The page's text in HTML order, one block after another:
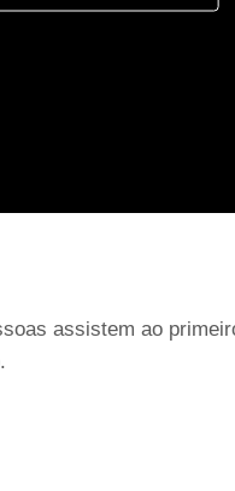
assistem ao